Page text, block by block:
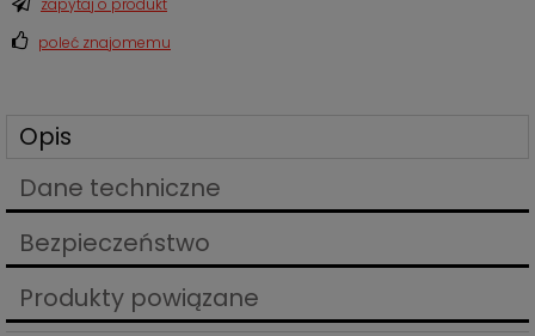
poleć znajomemu
Opis
Dane techniczne
Bezpieczeństwo
Produkty powiązane